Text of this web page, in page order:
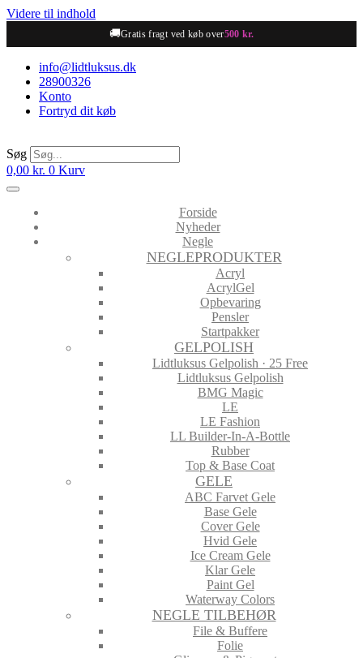
Videre til indhold
🚚Gratis fragt ved køb over500 kr.
info@lidtluksus.dk
28900326
Konto
Fortryd dit køb
Søg
0,00 kr. 0 Kurv
Forside
Nyheder
Negle
NEGLEPRODUKTER
Acryl
AcrylGel
Opbevaring
Pensler
Startpakker
GELPOLISH
Lidtluksus Gelpolish · 25 Free
Lidtluksus Gelpolish
BMG Magic
LE
LE Fashion
LL Builder-In-A-Bottle
Rubber
Top & Base Coat
GELE
ABC Farvet Gele
Base Gele
Cover Gele
Hvid Gele
Ice Cream Gele
Klar Gele
Paint Gel
Waterway Colors
NEGLE TILBEHØR
File & Buffere
Folie